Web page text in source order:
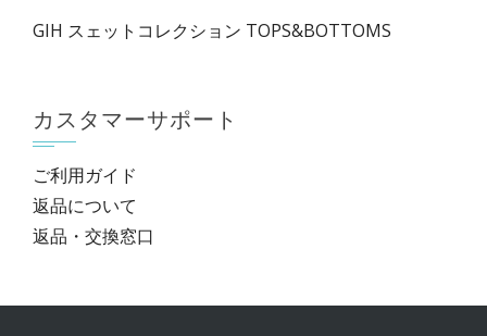
GIH スェットコレクション TOPS&BOTTOMS
カスタマーサポート
ご利用ガイド
返品について
返品・交換窓口